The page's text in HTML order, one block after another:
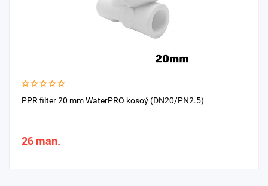
PPR filter 20 mm WaterPRO kosoý (DN20/PN2.5)
26 man.